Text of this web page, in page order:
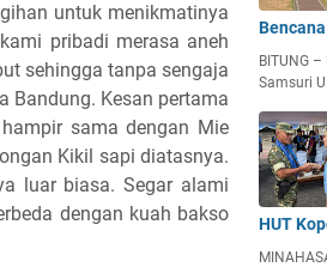
untuk menikmatinya
pribadi merasa aneh
sehingga tanpa sengaja
Bandung. Kesan pertama
sama dengan Mie
Kikil sapi diatasnya.
luar biasa. Segar alami
dengan kuah bakso
BITUNG
Samsuri
HUT